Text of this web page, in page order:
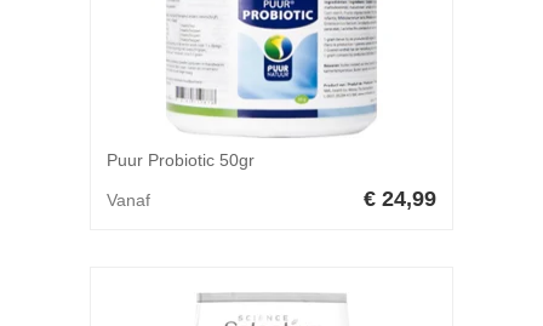
Puur Probiotic 50gr
Vanaf € 24,99